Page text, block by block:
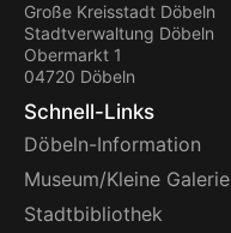
Große Kreisstadt Döbeln
Stadtverwaltung Döbeln
Obermarkt 1
04720 Döbeln
Schnell-Links
Döbeln-Information
Museum/Kleine Galerie
Stadtbibliothek